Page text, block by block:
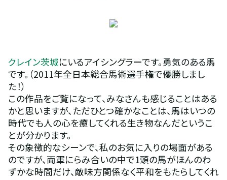
クレイン茨城にいるアイシングラーです。勇気のある馬
です。（2011年全日本総合馬術選手権で優勝しまし
た！）
この作品をご覧になって、みなさんも感じることはある
かと思いますが、ただひとつ確かなことは、馬はいつの
時代でも人の心を癒してくれる生き物なんだというこ
とが分かります。
その象徴的なシーンで、私のお気に入りの場面がある
のですが、両軍にらみ合いの中で1頭の馬がほんのわ
ずかな時間だけ、敵味方関係なく平和をもたらしてくれ